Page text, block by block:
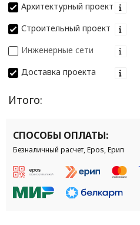
Архитектурный проект
Строительный проект
Инженерные сети
Доставка проекта
Итого:
СПОСОБЫ ОПЛАТЫ:
Безналичный расчет, Epos, Ерип